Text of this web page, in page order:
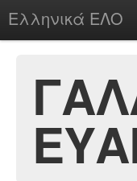
Ελληνικά ΕΛΟ
chesstu.be @ discord
Login